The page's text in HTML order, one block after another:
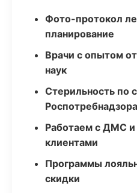
Фото-протокол
планирование
Врачи с опытом
наук
Стерильность по
Роспотребнадзора
Работаем с ДМС
клиентами
Программы
скидки